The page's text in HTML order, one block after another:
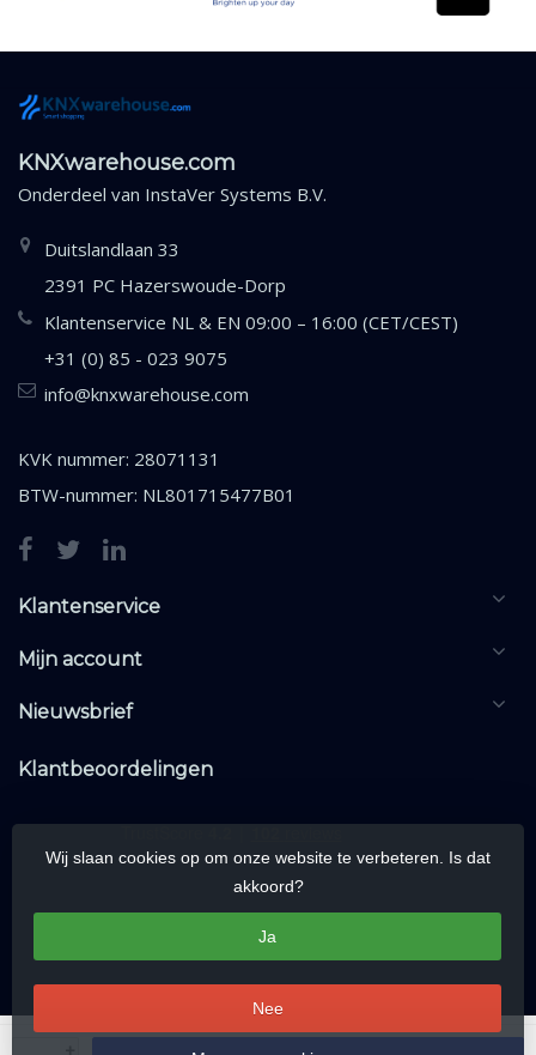
KNXwarehouse.com
Onderdeel van InstaVer Systems B.V.
Duitslandlaan 33
2391 PC Hazerswoude-Dorp
Klantenservice NL & EN 09:00 – 16:00 (CET/CEST)
+31 (0) 85 - 023 9075
info@knxwarehouse.com
KVK nummer: 28071131
BTW-nummer: NL801715477B01
Klantenservice
Mijn account
Nieuwsbrief
Klantbeoordelingen
Wij slaan cookies op om onze website te verbeteren. Is dat
akkoord?
Ja
Nee